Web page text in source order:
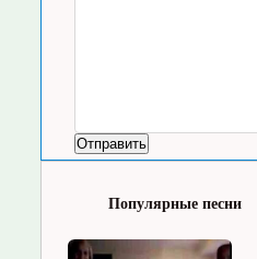
Популярные песни